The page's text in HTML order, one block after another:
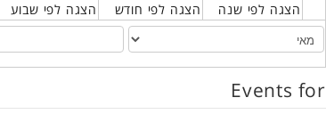
הצגה לפי שנה הצגה לפי חודש הצגה לפי שבוע
Events for